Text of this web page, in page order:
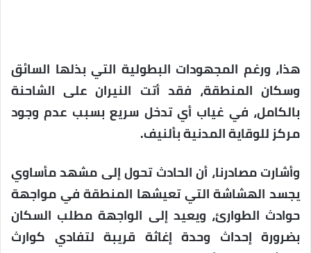
هذا، ورغم المجهودات البطولية التي بذلها السائق
وسكان المنطقة، فقد أتت النيران على الشاحنة
بالكامل، في غياب أي تدخل سريع بسبب عدم وجود
مركز للوقاية المدنية بألنيف.
وأشارت مصادرنا، أن الحادث تحول إلى مشهد مأساوي
يجسد الهشاشة التي تعيشها المنطقة في مواجهة
حوادث الطوارئ، ويعيد إلى الواجهة مطلب السكان
بضرورة إحداث وحدة إغاثة قريبة لتفادي كوارث